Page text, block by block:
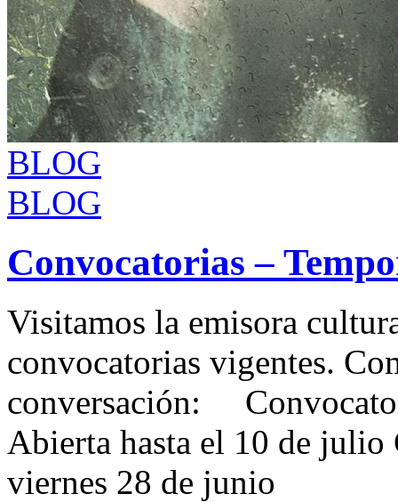
BLOG
BLOG
Convocatorias –
Visitamos la emisora
convocatorias vigentes.
conversación:
Abierta hasta el 10 de
viernes 28 de junio